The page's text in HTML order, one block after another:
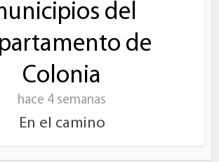
del
de
Colonia
hace 4 semanas
En el camino